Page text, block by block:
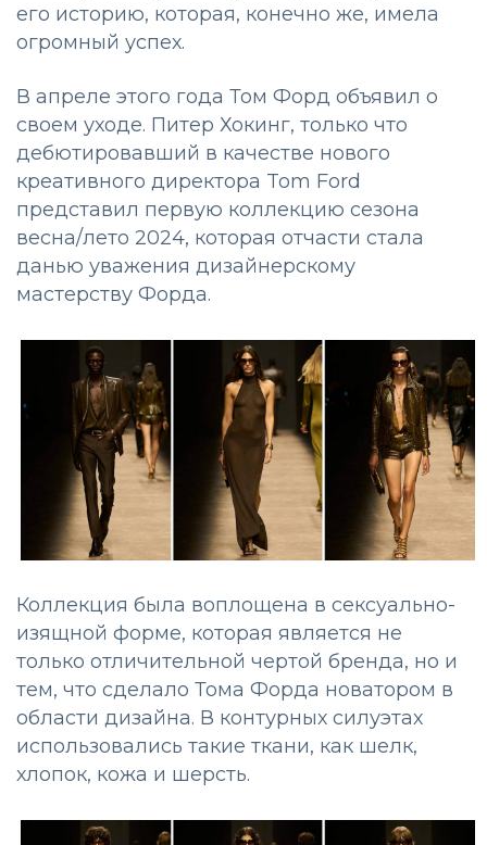
его историю, которая, конечно же, имела
огромный успех.
В апреле этого года Том Форд объявил о
своем уходе. Питер Хокинг, только что
дебютировавший в качестве нового
креативного директора Tom Ford
представил первую коллекцию сезона
весна/лето 2024, которая отчасти стала
данью уважения дизайнерскому
мастерству Форда.
Коллекция была воплощена в сексуально-
изящной форме, которая является не
только отличительной чертой бренда, но и
тем, что сделало Тома Форда новатором в
области дизайна. В контурных силуэтах
использовались такие ткани, как шелк,
хлопок, кожа и шерсть.